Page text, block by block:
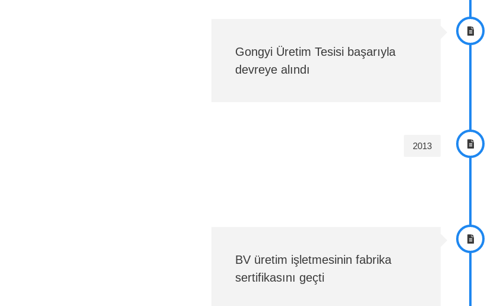
Gongyi Üretim Tesisi başarıyla
devreye alındı
2013
BV üretim işletmesinin fabrika
sertifikasını geçti